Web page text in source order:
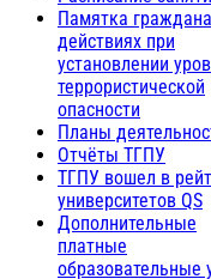
Памятка
действиях при
установлении
террористической
опасности
Планы
Отчёты ТГПУ
ТГПУ вошел в
университетов QS
Дополнительные
платные
образовательные